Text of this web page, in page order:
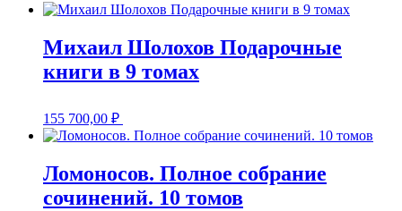
Михаил Шолохов Подарочные
книги в 9 томах
155 700,00 ₽
Ломоносов. Полное собрание
сочинений. 10 томов